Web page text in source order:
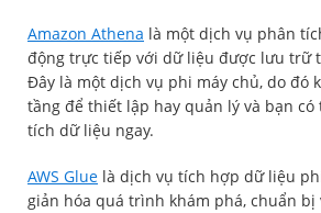
Amazon Athena là một dịch vụ phân
động trực tiếp với dữ liệu được lưu trữ
Đây là một dịch vụ phi máy chủ, do đó
tầng để thiết lập hay quản lý và bạn
tích dữ liệu ngay.
AWS Glue là dịch vụ tích hợp dữ liệu
giản hóa quá trình khám phá, chuẩn